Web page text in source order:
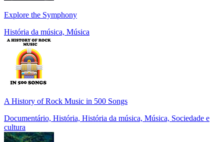
Explore the Symphony
História da música, Música
A History of Rock Music in 500 Songs
Documentário, História, História da música, Música, Sociedade e
cultura